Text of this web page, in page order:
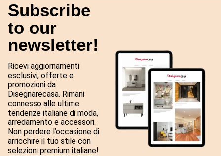
Subscribe
to our
newsletter!
Ricevi aggiornamenti
esclusivi, offerte e
promozioni da
Disegnarecasa. Rimani
connesso alle ultime
tendenze italiane di moda,
arredamento e accessori.
Non perdere l’occasione di
arricchire il tuo stile con
selezioni premium italiane!